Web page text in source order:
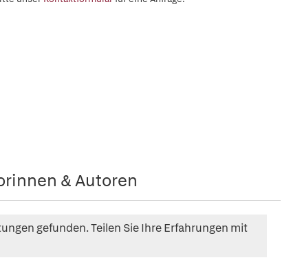
& Autoren
gefunden. Teilen Sie Ihre Erfahrungen mit